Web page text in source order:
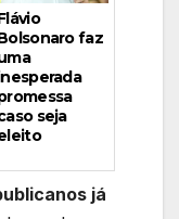
faz
seja
já